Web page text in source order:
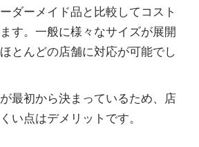
ダーメイド品と比較してコスト
す。一般に様々なサイズが展開
とんどの店舗に対応が可能でし
最初から決まっているため、店
い点はデメリットです。